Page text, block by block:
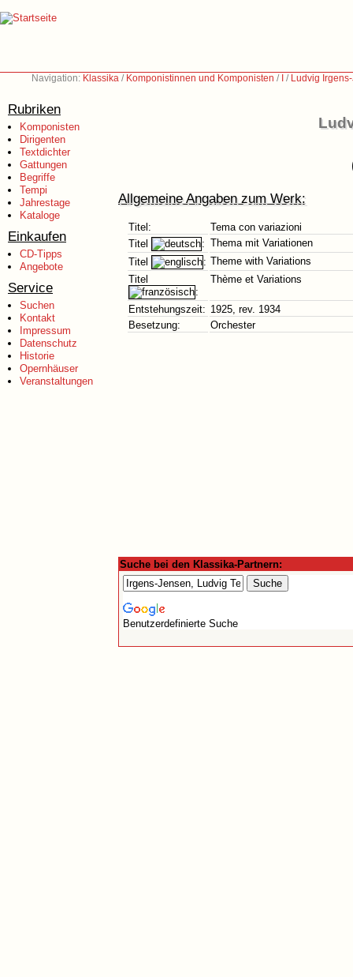
Navigation: Klassika / Komponistinnen und Komponisten / / Ludvig
Rubriken
Komponisten
Dirigenten
Textdichter
Gattungen
Begriffe
Tempi
Jahrestage
Kataloge
Einkaufen
CD-Tipps
Angebote
Service
Suchen
Kontakt
Impressum
Datenschutz
Historie
Opernhäuser
Veranstaltungen
Allgemeine Angaben zum Werk:
Titel:
Tema con variazioni
Titel
: Thema mit Variationen
Titel
: Theme with Variations
Titel
:
Thème et Variations
Entstehungszeit: 1925, rev. 1934
Besetzung:
Orchester
Suche bei den Klassika-Partnern:
Benutzerdefinierte Suche